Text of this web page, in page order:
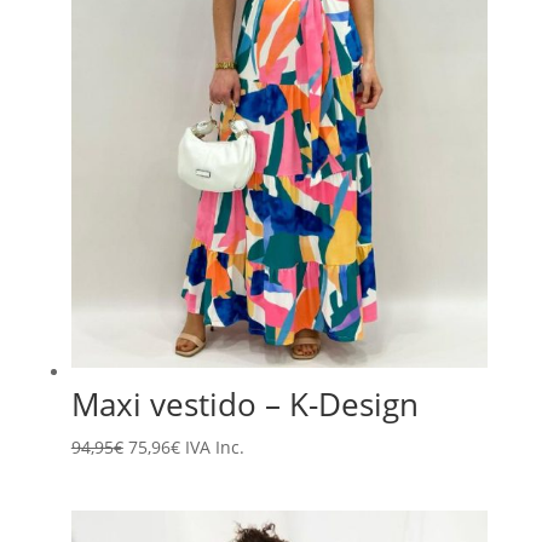
Maxi vestido – K-Design
94,95€ El
75,96€ElIVA Inc.